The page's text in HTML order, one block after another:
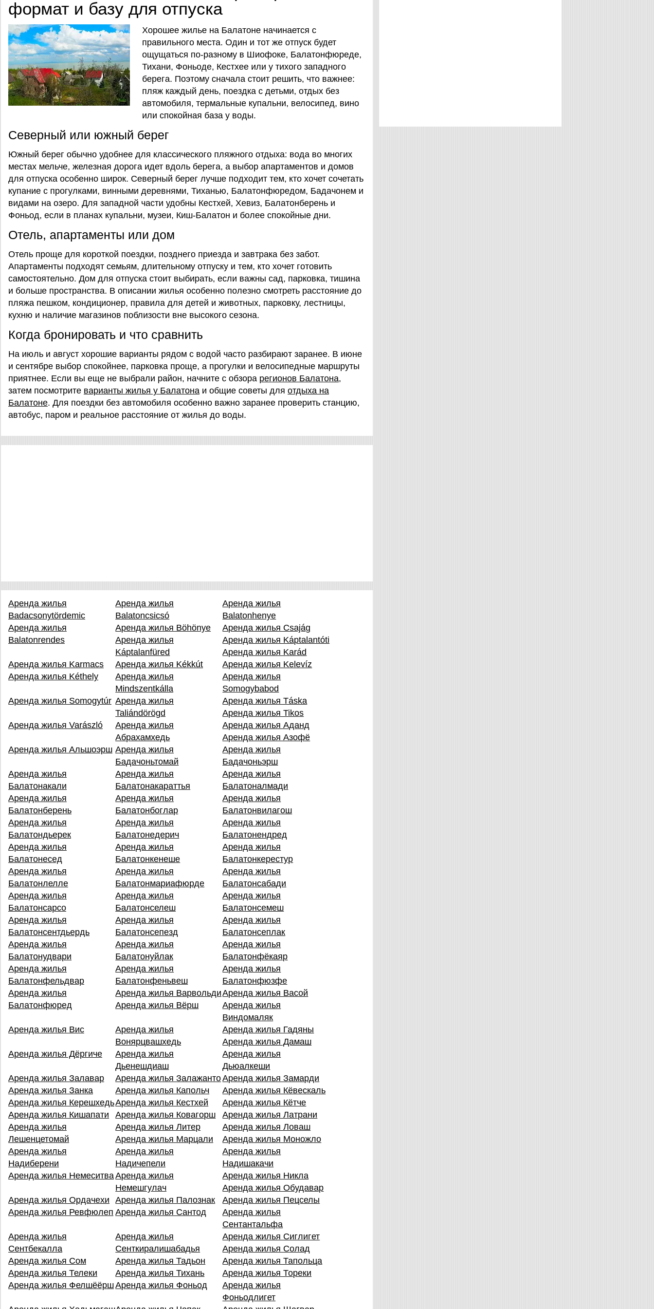
формат и базу для отпуска
Хорошее жилье на Балатоне начинается с
правильного места. Один и тот же отпуск будет
ощущаться по-разному в Шиофоке, Балатонфюреде,
Тихани, Фоньоде, Кестхее или у тихого западного
берега. Поэтому сначала стоит решить, что важнее:
пляж каждый день, поездка с детьми, отдых без
автомобиля, термальные купальни, велосипед, вино
или спокойная база у воды.
Северный или южный берег
Южный берег обычно удобнее для классического пляжного отдыха: вода во многих
местах мельче, железная дорога идет вдоль берега, а выбор апартаментов и домов
для отпуска особенно широк. Северный берег лучше подходит тем, кто хочет сочетать
купание с прогулками, винными деревнями, Тиханью, Балатонфюредом, Бадачонем и
видами на озеро. Для западной части удобны Кестхей, Хевиз, Балатонберень и
Фоньод, если в планах купальни, музеи, Киш-Балатон и более спокойные дни.
Отель, апартаменты или дом
Отель проще для короткой поездки, позднего приезда и завтрака без забот.
Апартаменты подходят семьям, длительному отпуску и тем, кто хочет готовить
самостоятельно. Дом для отпуска стоит выбирать, если важны сад, парковка, тишина
и больше пространства. В описании жилья особенно полезно смотреть расстояние до
пляжа пешком, кондиционер, правила для детей и животных, парковку, лестницы,
кухню и наличие магазинов поблизости вне высокого сезона.
Когда бронировать и что сравнить
На июль и август хорошие варианты рядом с водой часто разбирают заранее. В июне
и сентябре выбор спокойнее, парковка проще, а прогулки и велосипедные маршруты
приятнее. Если вы еще не выбрали район, начните с обзора регионов Балатона,
затем посмотрите варианты жилья у Балатона и общие советы для отдыха на
Балатоне. Для поездки без автомобиля особенно важно заранее проверить станцию,
автобус, паром и реальное расстояние от жилья до воды.
Аренда жилья
Badacsonytördemic
Аренда жилья
Balatoncsicsó
Аренда жилья
Balatonhenye
Аренда жилья
Balatonrendes
Аренда жилья Böhönye
Аренда жилья Csajág
Аренда жилья
Káptalanfüred
Аренда жилья Káptalantóti
Аренда жилья Karád
Аренда жилья Karmacs
Аренда жилья Kékkút
Аренда жилья Kelevíz
Аренда жилья Kéthely
Аренда жилья
Mindszentkálla
Аренда жилья
Somogybabod
Аренда жилья Somogytúr Аренда жилья
Taliándörögd
Аренда жилья Táska
Аренда жилья Tikos
Аренда жилья Varászló
Аренда жилья
Абрахамхедь
Аренда жилья Аданд
Аренда жилья Азофё
Аренда жилья Альшоэрш Аренда жилья
Бадачоньтомай
Аренда жилья
Бадачоньэрш
Аренда жилья
Балатонакали
Аренда жилья
Балатонакараттья
Аренда жилья
Балатоналмади
Аренда жилья
Балатонберень
Аренда жилья
Балатонбоглар
Аренда жилья
Балатонвилагош
Аренда жилья
Балатондьерек
Аренда жилья
Балатонедерич
Аренда жилья
Балатонендред
Аренда жилья
Балатонесед
Аренда жилья
Балатонкенеше
Аренда жилья
Балатонкерестур
Аренда жилья
Балатонлелле
Аренда жилья
Балатонмариафюрде
Аренда жилья
Балатонсабади
Аренда жилья
Балатонсарсо
Аренда жилья
Балатонселеш
Аренда жилья
Балатонсемеш
Аренда жилья
Балатонсентдьердь
Аренда жилья
Балатонсепезд
Аренда жилья
Балатонсеплак
Аренда жилья
Балатонудвари
Аренда жилья
Балатонуйлак
Аренда жилья
Балатонфёкаяр
Аренда жилья
Балатонфельдвар
Аренда жилья
Балатонфеньвеш
Аренда жилья
Балатонфюзфе
Аренда жилья
Балатонфюред
Аренда жилья ВарвольдиАренда жилья Васой
Аренда жилья Вёрш
Аренда жилья
Виндомаляк
Аренда жилья Вис
Аренда жилья
Вонярцвашхедь
Аренда жилья Гадяны
Аренда жилья Дамаш
Аренда жилья Дёргиче
Аренда жилья
Дьенешдиаш
Аренда жилья
Дьюалкеши
Аренда жилья Залавар
Аренда жилья ЗалажантоАренда жилья Замарди
Аренда жилья Занка
Аренда жилья Капольч
Аренда жилья Кёвескаль
Аренда жилья КерешхедьАренда жилья Кестхей
Аренда жилья Кётче
Аренда жилья Кишапати
Аренда жилья Ковагорш
Аренда жилья Латрани
Аренда жилья
Лешенцетомай
Аренда жилья Литер
Аренда жилья Ловаш
Аренда жилья Марцали
Аренда жилья Моножло
Аренда жилья
Надиберени
Аренда жилья
Надичепели
Аренда жилья
Надишакачи
Аренда жилья НемеситваАренда жилья
Немешгулач
Аренда жилья Никла
Аренда жилья Обудавар
Аренда жилья Ордачехи
Аренда жилья Палознак
Аренда жилья Пецселы
Аренда жилья Ревфюлеп Аренда жилья Сантод
Аренда жилья
Сентантальфа
Аренда жилья
Сентбекалла
Аренда жилья
Сенткиралишабадья
Аренда жилья Сиглигет
Аренда жилья Солад
Аренда жилья Сом
Аренда жилья Тадьон
Аренда жилья Тапольца
Аренда жилья Телеки
Аренда жилья Тихань
Аренда жилья Тореки
Аренда жилья ФелшёёршАренда жилья Фоньод
Аренда жилья
Фоньодлигет